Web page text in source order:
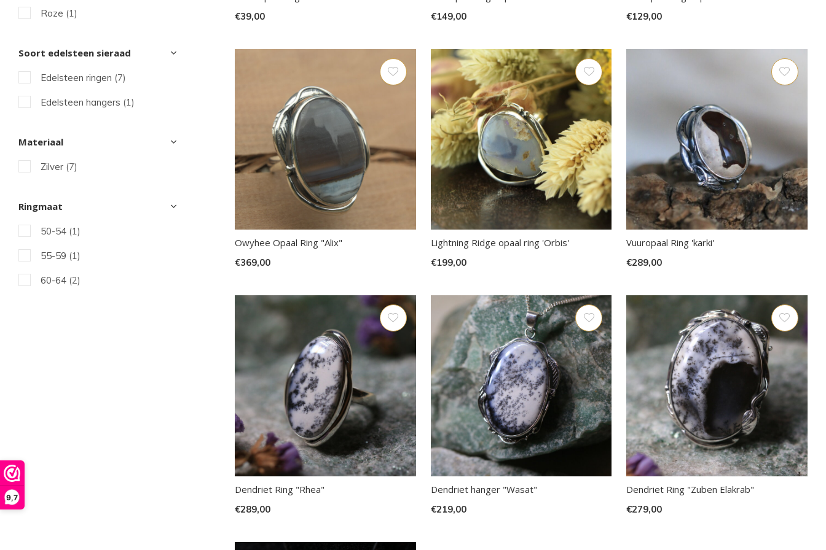
9,7
kunt
touch-
swipetekens
gebruiken.
€39,00 €149,00 €129,00
Owyhee Opaal Ring "Alix"
€369,00
Lightning Ridge opaal ring 'Orbis'
€199,00
Vuuropaal Ring 'karki'
€289,00
Dendriet Ring "Rhea"
€289,00
Dendriet hanger "Wasat"
€219,00
Dendriet Ring "Zuben Elakrab"
€279,00
Roze (1)
Soort edelsteen sieraad
Edelsteen ringen (7)
Edelsteen hangers (1)
Materiaal
Zilver (7)
Ringmaat
50-54 (1)
55-59 (1)
60-64 (2)